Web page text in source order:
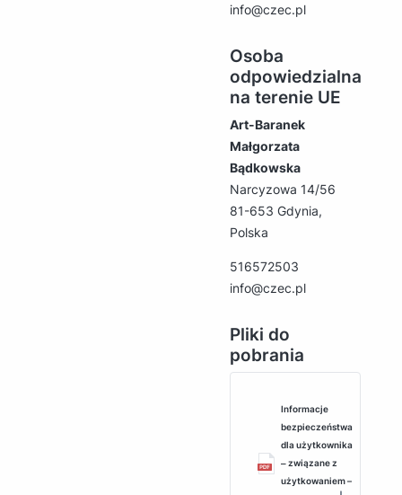
info@czec.pl
Osoba
odpowiedzialna
na terenie UE
Art-Baranek
Małgorzata
Bądkowska
Narcyzowa 14/56
81-653 Gdynia,
Polska
516572503
info@czec.pl
Pliki do
pobrania
Informacje
bezpieczeństwa
dla użytkownika
‒ związane z
użytkowaniem –